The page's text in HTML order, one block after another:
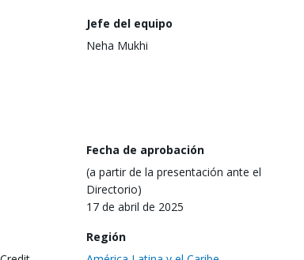
Jefe del equipo
Neha Mukhi
Fecha de aprobación
(a partir de la presentación ante el
Directorio)
17 de abril de 2025
Región